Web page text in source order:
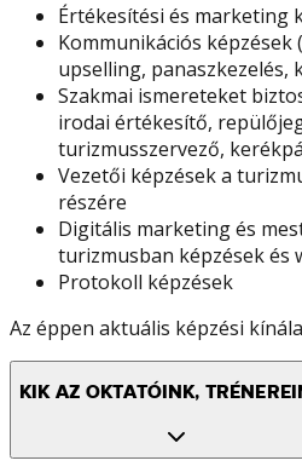
Értékesítési és marketing
Kommunikációs
upselling, panaszkezelés,
Szakmai ismereteket
irodai értékesítő,
turizmusszervező,
Vezetői képzések a
részére
Digitális marketing és
turizmusban képzések és
Protokoll képzések
Az éppen aktuális képzési
KIK AZ OKTATÓINK,